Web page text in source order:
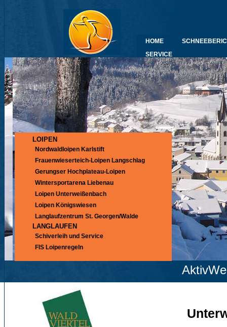
HOME
SERVICE
LOIPEN
Nordwaldloipen Karlstift
Frauenwieserteich-Loipen Langschlag
Gerungser Hochplateau-Loipen
Wintersportarena Liebenau
Loipen Unterweißenbach
Loipen Königswiesen
Langlaufzentrum St. Georgen/Walde
LANGLAUFEN
Schiverleih und Service
FIS Loipenregeln